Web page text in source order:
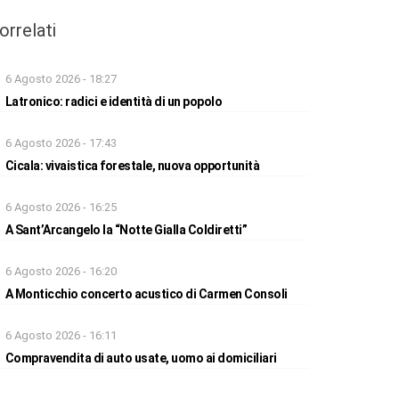
6 Agosto 2026 - 18:27
Latronico: radici e identità di un popolo
6 Agosto 2026 - 17:43
Cicala: vivaistica forestale, nuova opportunità
6 Agosto 2026 - 16:25
A Sant’Arcangelo la “Notte Gialla Coldiretti”
6 Agosto 2026 - 16:20
A Monticchio concerto acustico di Carmen Consoli
6 Agosto 2026 - 16:11
Compravendita di auto usate, uomo ai domiciliari